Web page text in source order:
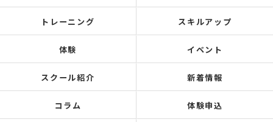
トレーニング スキルアップ
体験 イベント
スクール紹介 新着情報
コラム 体験申込